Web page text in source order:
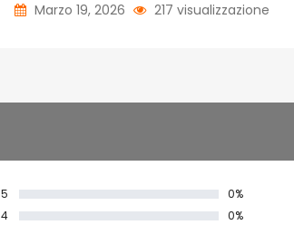
Marzo 19, 2026 217 visualizzazione
5
0%
4
0%